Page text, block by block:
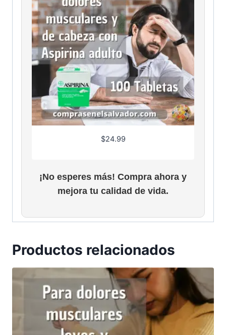
$24.99
¡No esperes más! Compra ahora y
mejora tu calidad de vida.
Productos relacionados